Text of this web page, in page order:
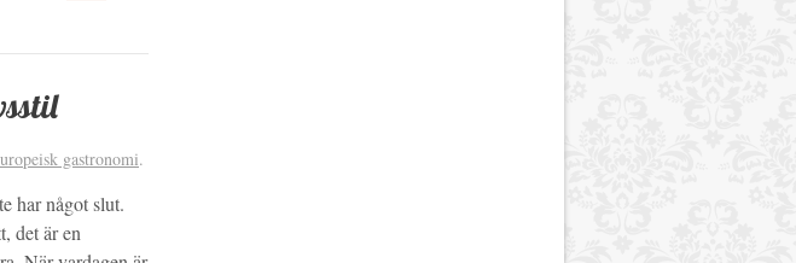
gastronomi.
har något slut.
det är en